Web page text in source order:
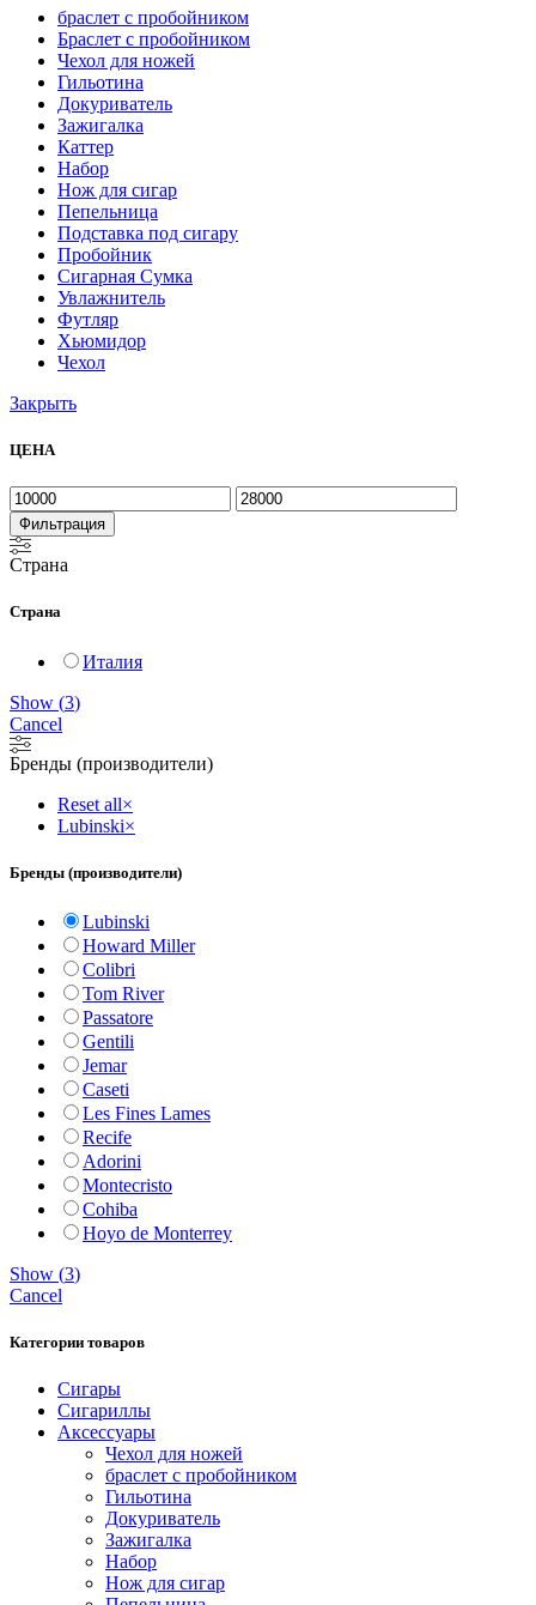
браслет с пробойником
Браслет с пробойником
Чехол для ножей
Гильотина
Докуриватель
Зажигалка
Каттер
Набор
Нож для сигар
Пепельница
Подставка под сигару
Пробойник
Сигарная Сумка
Увлажнитель
Футляр
Хьюмидор
Чехол
Закрыть
ЦЕНА
Фильтрация
Страна
Страна
Италия
Show (3)
Cancel
Бренды (производители)
Reset all×
Lubinski×
Бренды (производители)
Lubinski
Howard Miller
Colibri
Tom River
Passatore
Gentili
Jemar
Caseti
Les Fines Lames
Recife
Adorini
Montecristo
Cohiba
Hoyo de Monterrey
Show (3)
Cancel
Категории товаров
Сигары
Сигариллы
Аксессуары
Чехол для ножей
браслет с пробойником
Гильотина
Докуриватель
Зажигалка
Набор
Нож для сигар